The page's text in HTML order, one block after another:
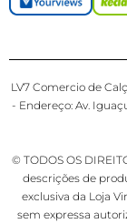
LV7 Comercio de
- Endereço: Av.
© TODOS OS
descrições de
exclusiva da Loja
sem expressa